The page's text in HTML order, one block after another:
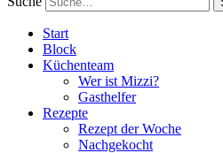
Start
Block
Küchenteam
Wer ist Mizzi?
Gasthelfer
Rezepte
Rezept der Woche
Nachgekocht